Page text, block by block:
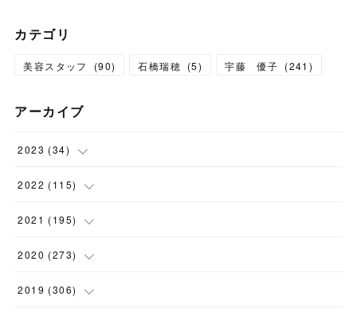
カテゴリ
美容スタッフ (90) 石橋瑞穂 (5) 宇藤 優子 (241 )
アーカイブ
2023 (34)
( 1 )
(2)
(3)
( 6 )
2022 (115)
(8)
(7)
(8)
2021 (195)
(14)
(9)
2020 (273)
(29)
2019 (306)